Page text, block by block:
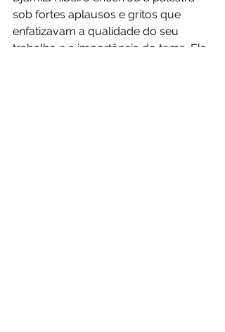
sob fortes aplausos e gritos que
enfatizavam a qualidade do seu
trabalho e a importância do tema. Ela